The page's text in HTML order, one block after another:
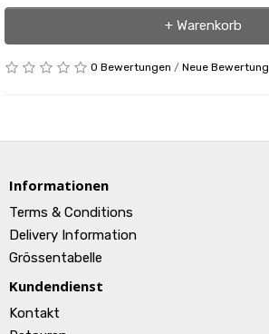
+ Warenkorb
0 Bewertungen / Neue Bewertung
Informationen
Terms & Conditions
Delivery Information
Grössentabelle
Kundendienst
Kontakt